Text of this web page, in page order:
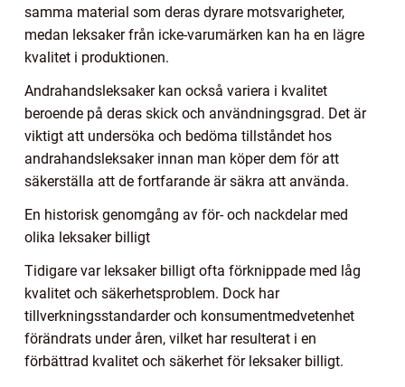
samma material som deras dyrare motsvarigheter,
medan leksaker från icke-varumärken kan ha en lägre
kvalitet i produktionen.
Andrahandsleksaker kan också variera i kvalitet
beroende på deras skick och användningsgrad. Det är
viktigt att undersöka och bedöma tillståndet hos
andrahandsleksaker innan man köper dem för att
säkerställa att de fortfarande är säkra att använda.
En historisk genomgång av för- och nackdelar med
olika leksaker billigt
Tidigare var leksaker billigt ofta förknippade med låg
kvalitet och säkerhetsproblem. Dock har
tillverkningsstandarder och konsumentmedvetenhet
förändrats under åren, vilket har resulterat i en
förbättrad kvalitet och säkerhet för leksaker billigt.